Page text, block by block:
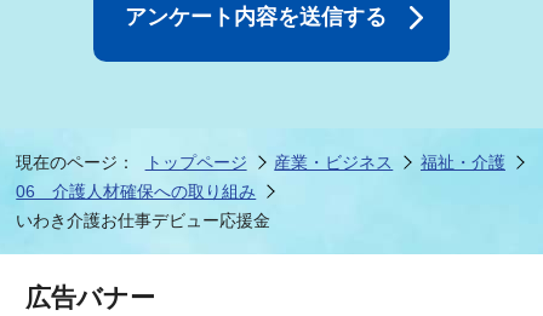
現在のページ： トップページ 産業・ビジネス
福祉・介護
06 介護人材確保への取り組み
いわき介護お仕事デビュー応援金
広告バナー